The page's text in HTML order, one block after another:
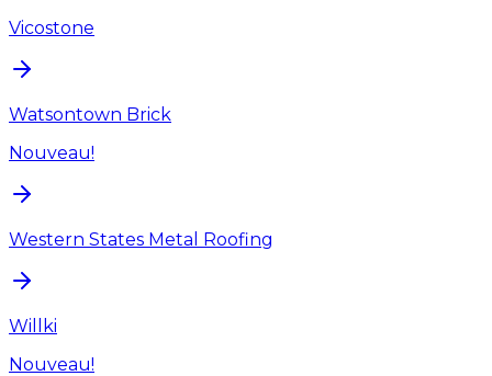
Vicostone
Watsontown Brick
Nouveau!
Western States Metal Roofing
Willki
Nouveau!